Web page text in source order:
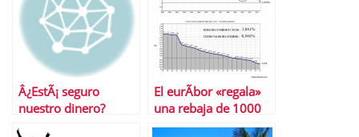
Â¿EstÃ¡ seguro
nuestro dinero?
El eurÃ­bor «regala»
una rebaja de 1000
euros a las hipotecas